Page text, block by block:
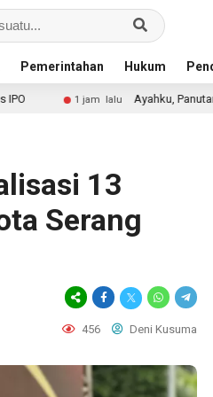
Pemerintahan Hukum
Panutanku: Mengenang Sosok Ayah
13
Serang
456 Deni Kusuma